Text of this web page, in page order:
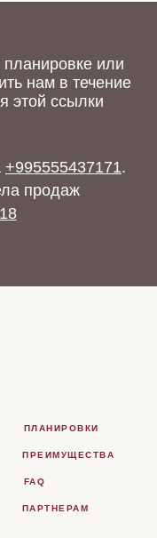
или
нам в течение
этой ссылки
+995555437171.
продаж
ПЛАНИРОВКИ
FAQ
ПРЕИМУЩЕСТВА
ПАРТНЕРАМ